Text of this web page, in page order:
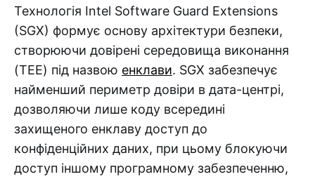
Технологія Intel Software Guard Extensions
(SGX) формує основу архітектури безпеки,
створюючи довірені середовища виконання
(TEE) під назвою енклави. SGX забезпечує
найменший периметр довіри в дата-центрі,
дозволяючи лише коду всередині
захищеного енклаву доступ до
конфіденційних даних, при цьому блокуючи
доступ іншому програмному забезпеченню,